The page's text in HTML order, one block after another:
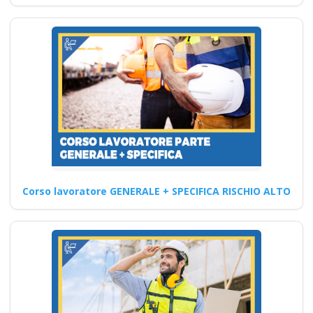
rlst preposto datore
Evento formativo
seminari gratuiti più
partecipati dai
soggetto formatore
italiani di
aggiornamento
obbligatorio
ASPP/RSPP
(DL.81/08, RSPP) e
Lezioni in aula realtà
virtuale
Riconoscimento
della formazione con
nuovo Accordo 2025
Corso lavoratore GENERALE + SPECIFICA RISCHIO ALTO